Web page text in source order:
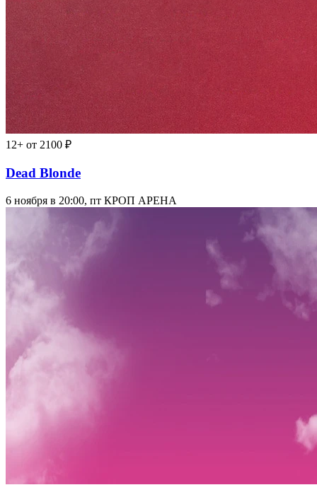
12+ от 2100 ₽
Dead Blonde
6 ноября в 20:00, пт КРОП АРЕНА